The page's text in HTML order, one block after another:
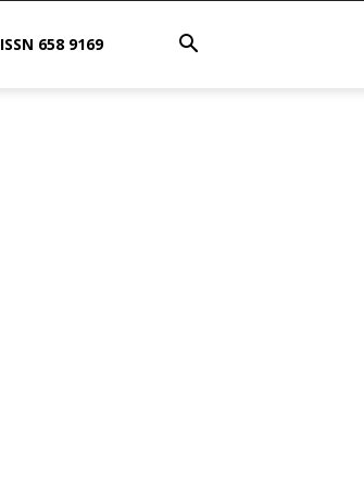
ISSN 658 9169